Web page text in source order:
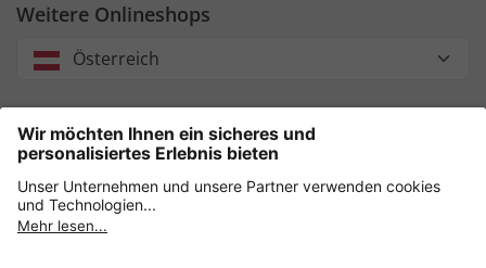
Weitere Onlineshops
Österreich
Unsere Zahlungsarten
Sicher einkaufen mit